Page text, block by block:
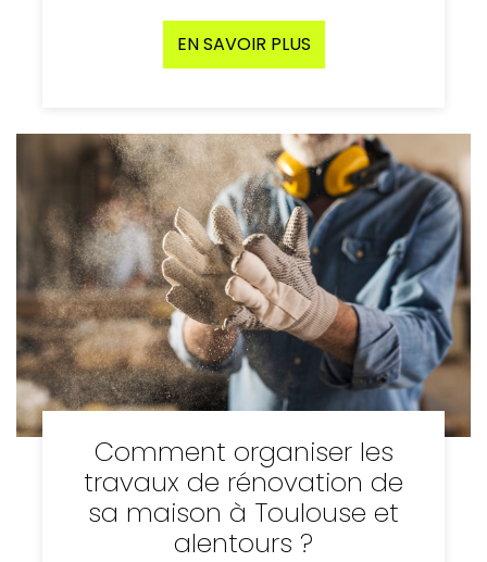
EN SAVOIR PLUS
Comment organiser les
travaux de rénovation de
sa maison à Toulouse et
alentours ?